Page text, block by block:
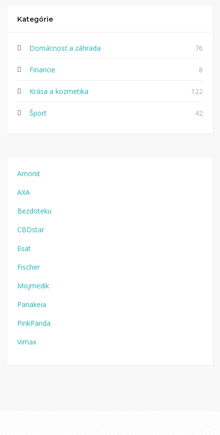
Kategórie
Domácnosť a záhrada 76
Financie 8
Krása a kozmetika 122
Šport 42
Amonit
AXA
Bezdoteku
CBDstar
Esat
Fischer
Mojmedik
Panakeia
PinkPanda
Vimax